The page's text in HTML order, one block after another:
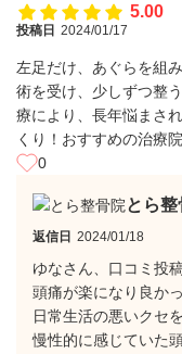
5.00
投稿日 2024/01/17
左足だけ、あぐらを組
術を受け、少しずつ整
療により、長年悩まさ
くり！おすすめの治療院
0
とら
返信日 2024/01/18
ゆなさん、口コミ投
頭痛が楽になり良か
日常生活の悪いクセ
慢性的に感じていた